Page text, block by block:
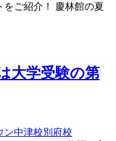
ご紹介！ 慶林館の夏
大学受験の第
ン中津校別府校